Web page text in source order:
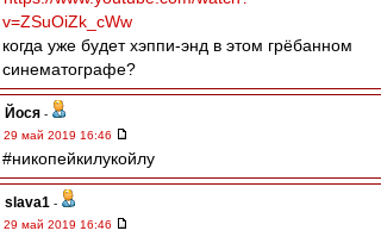
v=ZSuOiZk_cWw
когда уже будет хэппи-энд в этом грёбанном
синематографе?
Йося -
29 май 2019 16:46
#никопейкилукойлу
slava1 -
29 май 2019 16:46